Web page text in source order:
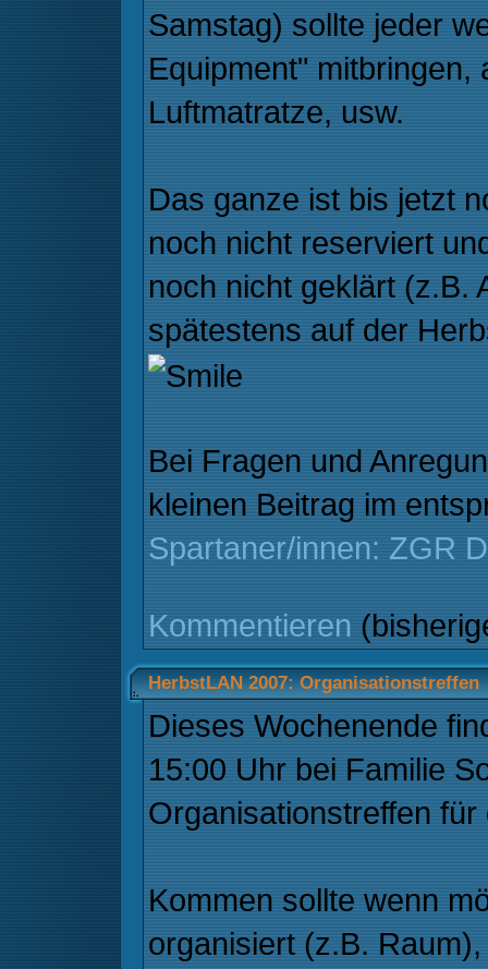
Samstag) sollte jeder
Equipment"
Luftmatratze, usw.
Das ganze ist bis jetzt
noch nicht reserviert
noch nicht geklärt (z.B.
spätestens auf der
Bei Fragen und
kleinen Beitrag im
Spartaner/innen: ZGR
Kommentieren
HerbstLAN 2007: Organisationstreffen
Dieses Wochenende
15:00 Uhr bei Familie
Organisationstreffen
Kommen sollte wenn
organisiert (z.B.